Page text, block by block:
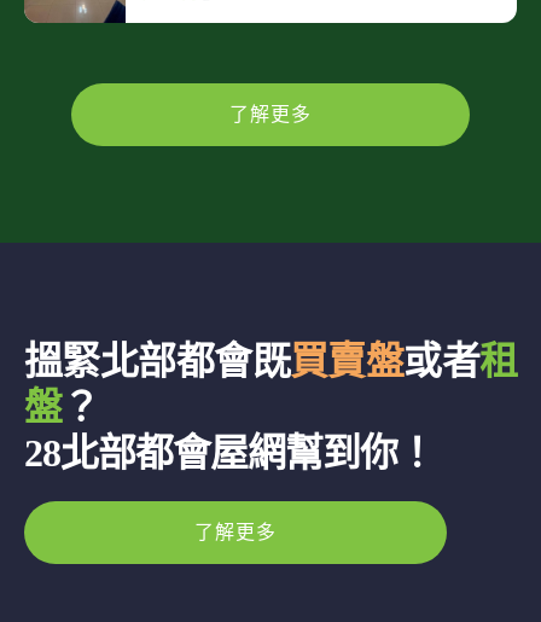
了解更多
搵緊北部都會既買賣盤或者租
盤？
28北部都會屋網幫到你！
了解更多